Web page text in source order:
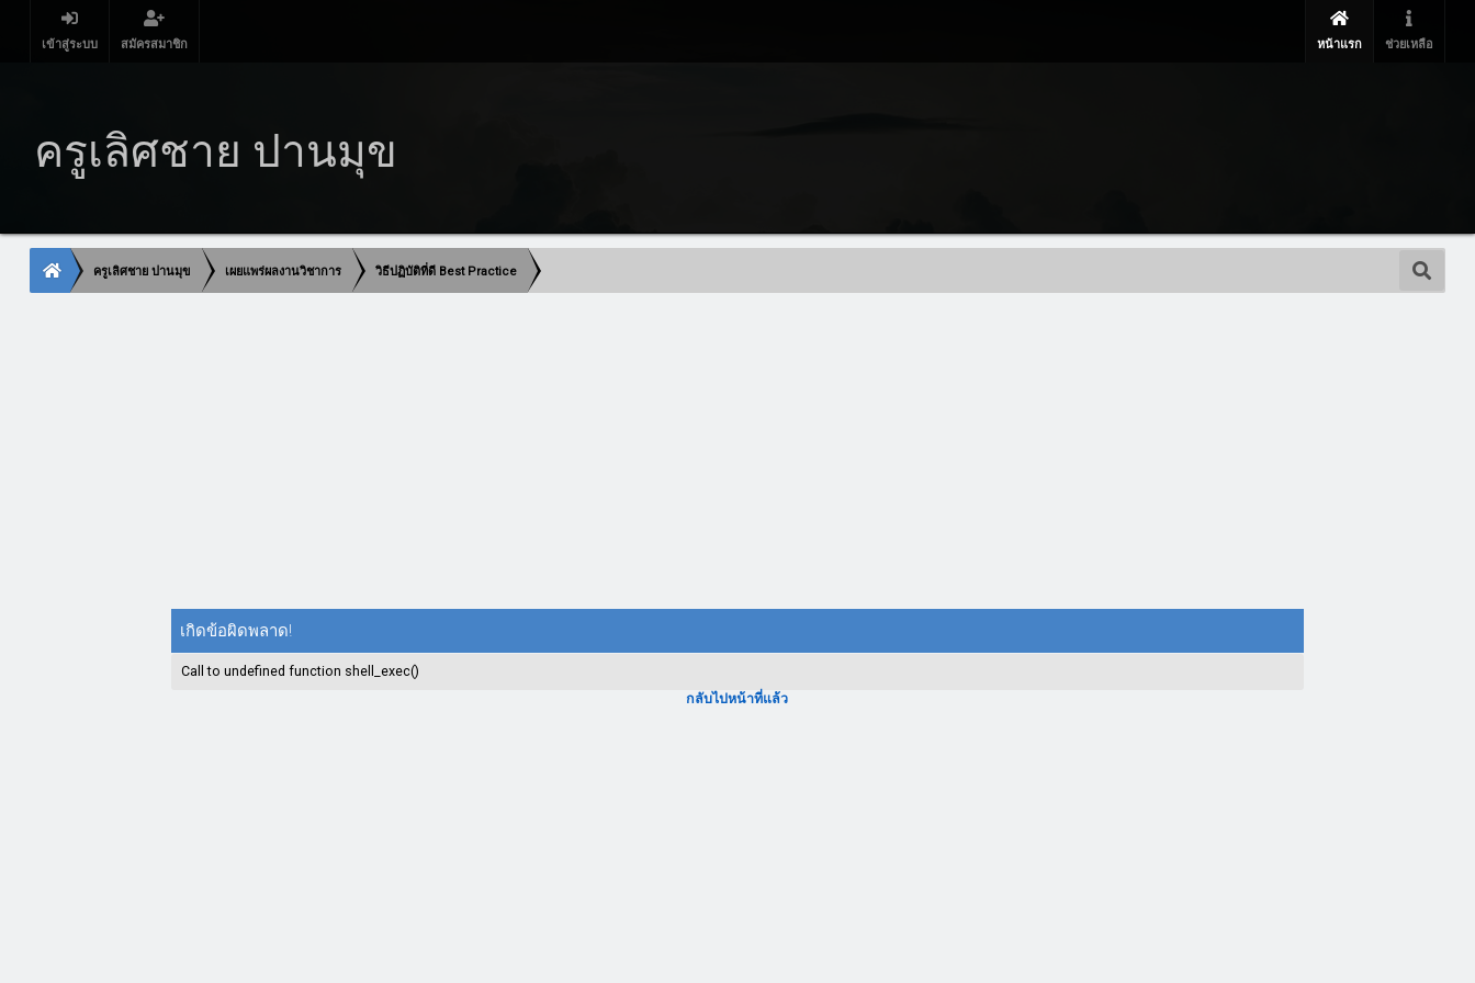
เข้าสู่ระบบ สมัครสมาชิก หน้าแรก ช่วยเหลือ
ครูเลิศชาย ปานมุข
ครูเลิศชาย ปานมุข เผยแพร่ผลงานวิชาการ วิธีปฏิบัติที่ดี Best Practice
เกิดข้อผิดพลาด!
Call to undefined function shell_exec()
กลับไปหน้าที่แล้ว